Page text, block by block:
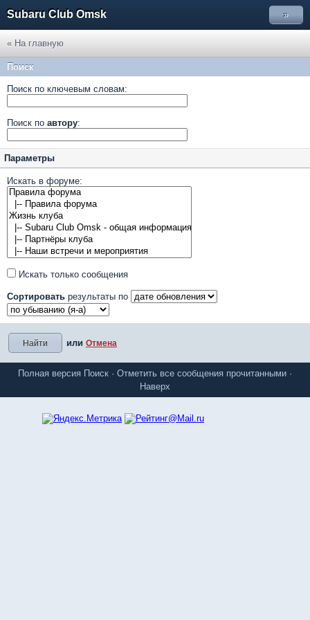
Subaru Club Omsk »
« На главную
Поиск
Поиск по ключевым словам:
Поиск по автору:
Параметры
Искать в форуме:
Искать только сообщения
Сортировать результаты по
или Отмена
Полная версия Поиск · Отметить все сообщения прочитанными ·
Наверх